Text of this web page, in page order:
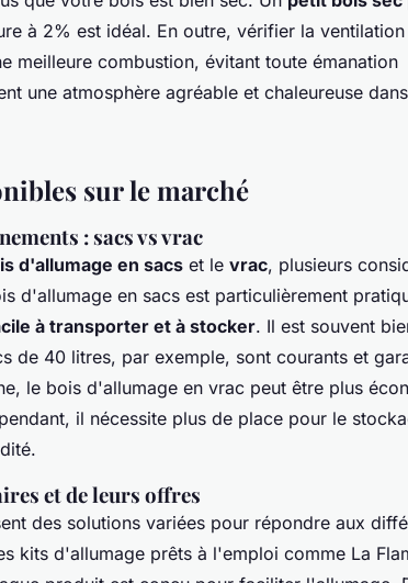
à 2% est idéal. En outre, vérifier la
meilleure combustion, évitant toute émanation
une atmosphère agréable et chaleureuse
sur le marché
: sacs vs vrac
d'allumage en sacs et le vrac, plusieurs
d'allumage en sacs est particulièrement
à transporter et à stocker. Il est souvent
de 40 litres, par exemple, sont courants et
le bois d'allumage en vrac peut être plus
il nécessite plus de place pour le
et de leurs offres
des solutions variées pour répondre aux
kits d'allumage prêts à l'emploi comme La